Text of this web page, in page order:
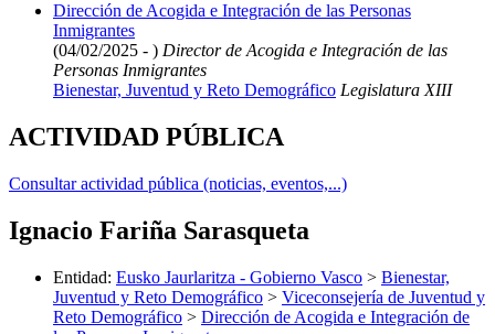
Dirección de Acogida e Integración de las Personas
Inmigrantes
(04/02/2025 - ) Director de Acogida e Integración de las
Personas Inmigrantes
Bienestar, Juventud y Reto Demográfico Legislatura XIII
ACTIVIDAD PÚBLICA
Consultar actividad pública (noticias, eventos,...)
Ignacio Fariña Sarasqueta
Entidad: Eusko Jaurlaritza - Gobierno Vasco > Bienestar,
Juventud y Reto Demográfico > Viceconsejería de Juventud y
Reto Demográfico > Dirección de Acogida e Integración de